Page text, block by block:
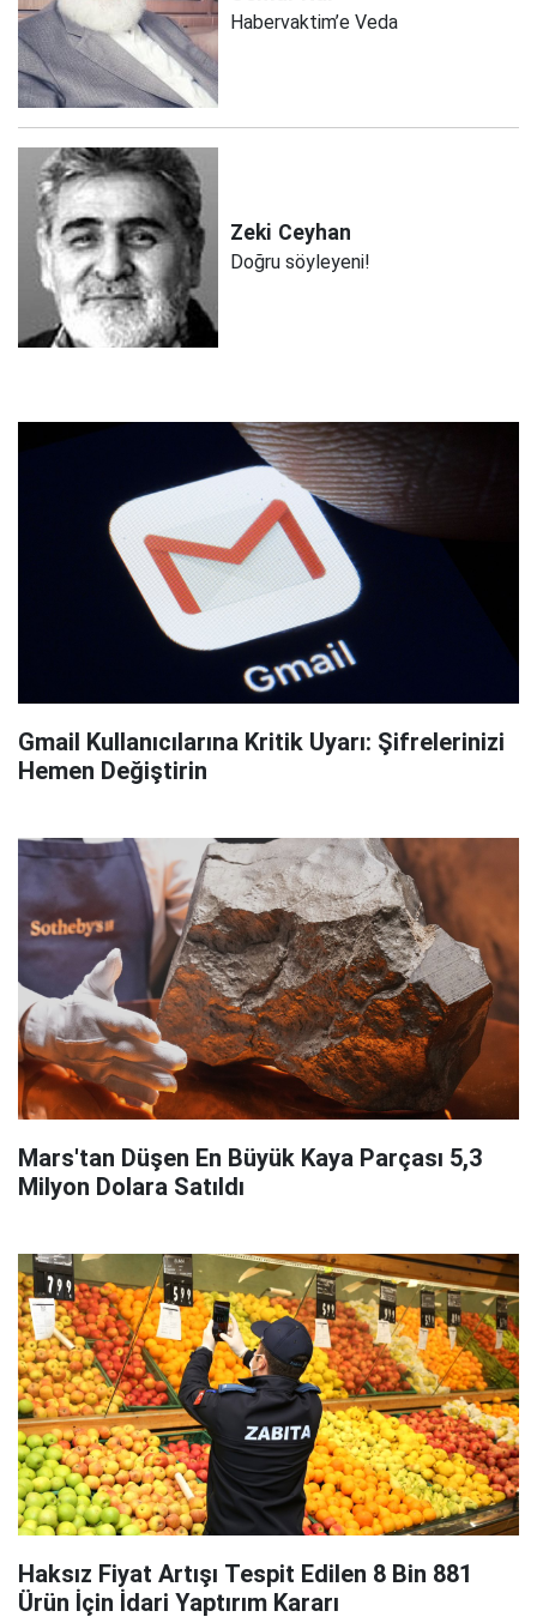
Habervaktim’e Veda
Zeki Ceyhan
Doğru söyleyeni!
Gmail Kullanıcılarına Kritik Uyarı: Şifrelerinizi
Hemen Değiştirin
Mars'tan Düşen En Büyük Kaya Parçası 5,3
Milyon Dolara Satıldı
Haksız Fiyat Artışı Tespit Edilen 8 Bin 881
Ürün İçin İdari Yaptırım Kararı